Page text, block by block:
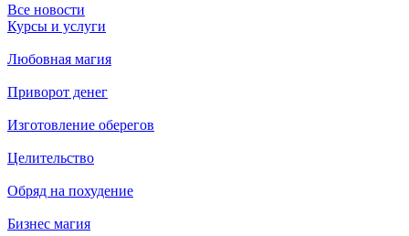
Все новости
Курсы и услуги
Любовная магия
Приворот денег
Изготовление оберегов
Целительство
Обряд на похудение
Бизнес магия